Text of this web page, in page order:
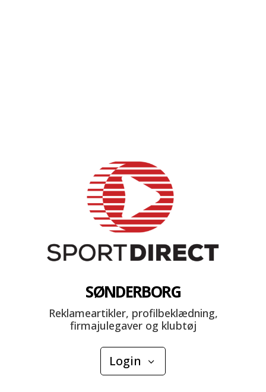
SØNDERBORG
Reklameartikler, profilbeklædning,
firmajulegaver og klubtøj
Login